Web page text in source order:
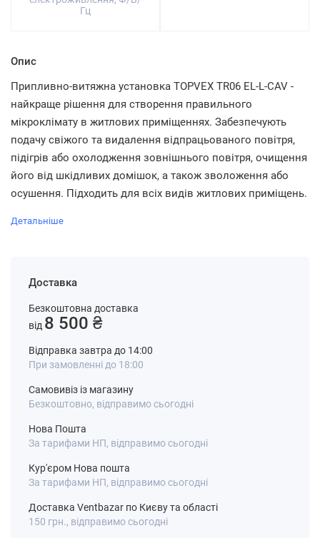
Гц
Опис
Припливно-витяжна установка TOPVEX TR06 EL-L-CAV -
найкраще рішення для створення правильного
мікроклімату в житлових приміщеннях. Забезпечують
подачу свіжого та видалення відпрацьованого повітря,
підігрів або охолодження зовнішнього повітря, очищення
його від шкідливих домішок, а також зволоження або
осушення. Підходить для всіх видів житлових приміщень.
Детальніше
Доставка
Безкоштовна доставка
від 8 500 ₴
Відправка завтра до 14:00
При замовленні до 18:00
Самовивіз із магазину
Безкоштовно, відправимо сьогодні
Нова Пошта
За тарифами НП, відправимо сьогодні
Кур'єром Нова пошта
За тарифами НП, відправимо сьогодні
Доставка Ventbazar по Києву та області
150 грн., відправимо сьогодні